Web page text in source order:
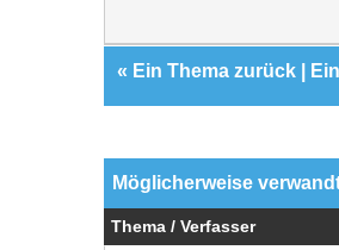
« Ein Thema zurück
Möglicherweise
Thema / Verfasser